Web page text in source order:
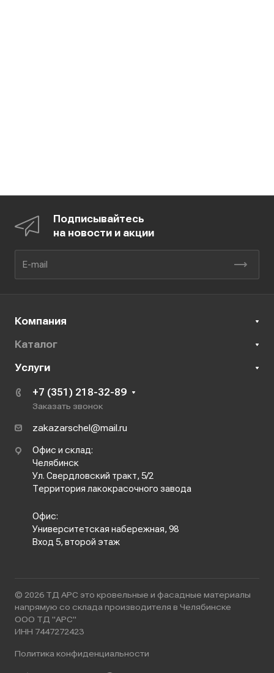
Подписывайтесь
на новости и акции
Компания
Каталог
Услуги
+7 (351) 218-32-89
Заказать звонок
zakazarschel@mail.ru
Офис и склад:
Челябинск
Ул. Свердловский тракт, 5/2
Территория лакокрасочного завода
Офис:
Университетская набережная, 98
Вход 5, второй этаж
© 2026 ТД АРС это кровельные и фасадные материалы
напрямую со склада производителя в Челябинске
ООО ТД "АРС"
ИНН 7447272423
Политика конфиденциальности